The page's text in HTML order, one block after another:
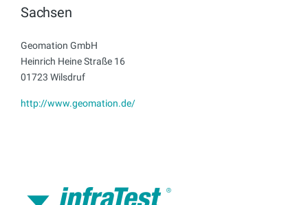
Sachsen
Geomation GmbH
Heinrich Heine Straße 16
01723 Wilsdruf
http://www.geomation.de/